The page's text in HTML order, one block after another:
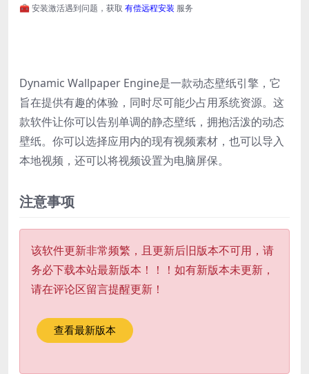
🧰 安装激活遇到问题，获取 有偿远程安装 服务
Dynamic Wallpaper Engine是一款动态壁纸引擎，它
旨在提供有趣的体验，同时尽可能少占用系统资源。这
款软件让你可以告别单调的静态壁纸，拥抱活泼的动态
壁纸。你可以选择应用内的现有视频素材，也可以导入
本地视频，还可以将视频设置为电脑屏保。
注意事项
该软件更新非常频繁，且更新后旧版本不可用，请
务必下载本站最新版本！！！如有新版本未更新，
请在评论区留言提醒更新！
查看最新版本